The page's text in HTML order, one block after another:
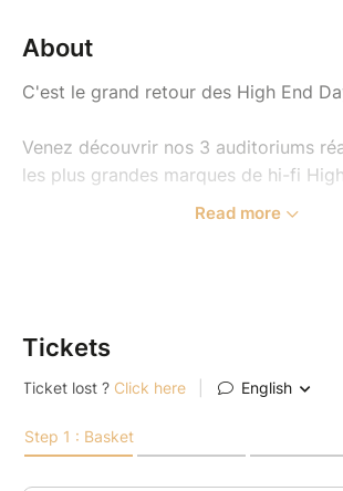
About
C'est le grand retour des High End
Venez découvrir nos 3 auditoriums
les plus grandes marques de hi-fi
Rotel Michi, Musical Fidelity, McIntosh,
Read more
Tickets